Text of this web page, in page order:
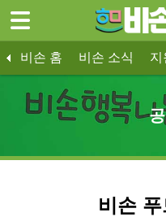
비손 홈 비손 소식 지
비손 소식 비손 화보
지원 센터 기부 안내
비손 소개 비손 뉴스
전국 푸드뱅크 인천
비손
로그인 회원가입
한국어
비손 소식
- 비손 소식
Sketchbook5,
Sketchbook5,